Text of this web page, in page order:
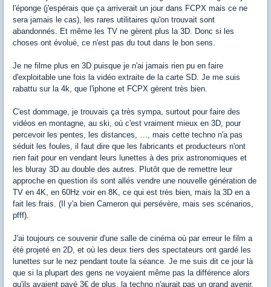
l'éponge (j'espérais que ça arriverait un jour dans FCPX mais ce ne
sera jamais le cas), les rares utilitaires qu'on trouvait sont
abandonnés. Et même les TV ne gèrent plus la 3D. Donc si les
choses ont évolué, ce n'est pas du tout dans le bon sens.
Je ne filme plus en 3D puisque je n'ai jamais rien pu en faire
d'exploitable une fois la vidéo extraite de la carte SD. Je me suis
rabattu sur la 4k, que l'iphone et FCPX gèrent très bien.
C'est dommage, je trouvais ça très sympa, surtout pour faire des
vidéos en montagne, au ski, où c'est vraiment mieux en 3D, pour
percevoir les pentes, les distances, …, mais cette techno n'a pas
séduit les foules, il faut dire que les fabricants et producteurs n'ont
rien fait pour en vendant leurs lunettes à des prix astronomiques et
les bluray 3D au double des autres. Plutôt que de remettre leur
approche en question ils sont allés vendre une nouvelle génération de
TV en 4K, en 60Hz voir en 8K, ce qui est très bien, mais la 3D en a
fait les frais. (Il y'a bien Cameron qui persévère, mais ses scénarios,
pfff).
J'ai toujours ce souvenir d'une salle de cinéma où par erreur le film a
été projeté en 2D, et où les deux tiers des spectateurs ont gardé les
lunettes sur le nez pendant toute la séance. Je me suis dit ce jour là
que si la plupart des gens ne voyaient même pas la différence alors
qu'ils avaient payé 3€ de plus, la techno n'aurait pas un grand avenir.